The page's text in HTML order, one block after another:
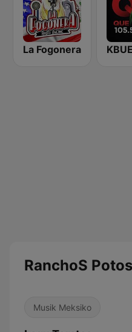
La Fogonera
RanchoS
Musik Meksiko